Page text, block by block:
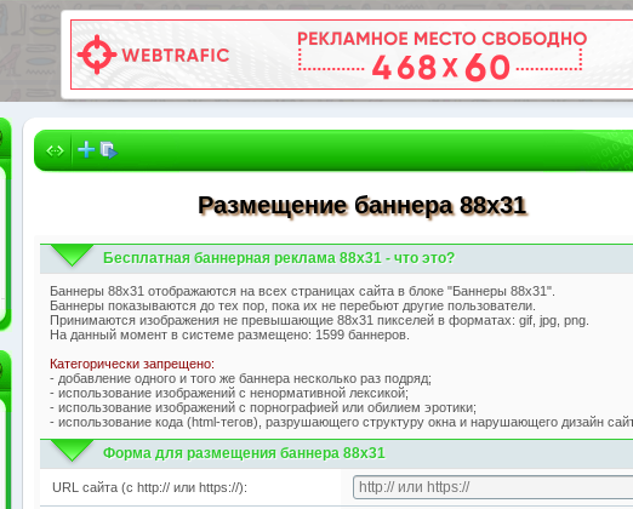
Размещение баннера 88x31
Бесплатная баннерная реклама 88x31 - что это?
Баннеры 88x31 отображаются на всех страницах сайта в блоке "Баннеры 88х31".
Баннеры показываются до тех пор, пока их не перебьют другие пользователи.
Принимаются изображения не превышающие 88x31 пикселей в форматах: gif, jpg, png.
На данный момент в системе размещено: 1599 баннеров.
Категорически запрещено:
- добавление одного и того же баннера несколько раз подряд;
- использование изображений с ненормативной лексикой;
- использование изображений с порнографией или обилием эротики;
- использование кода (html-тегов), разрушающего структуру окна и нарушающего дизайн
Форма для размещения баннера 88х31
URL сайта (с http:// или https://):